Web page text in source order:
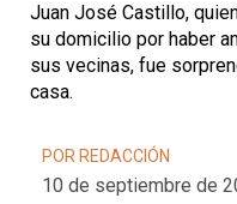
Juan José Castillo,
su domicilio por haber
sus vecinas, fue
casa.
POR REDACCIÓN
10 de septiembre de